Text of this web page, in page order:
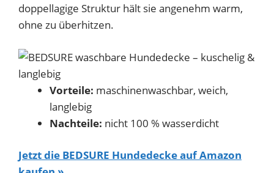
doppellagige Struktur hält sie angenehm warm,
ohne zu überhitzen.
Vorteile: maschinenwaschbar, weich,
langlebig
Nachteile: nicht 100 % wasserdicht
Jetzt die BEDSURE Hundedecke auf Amazon